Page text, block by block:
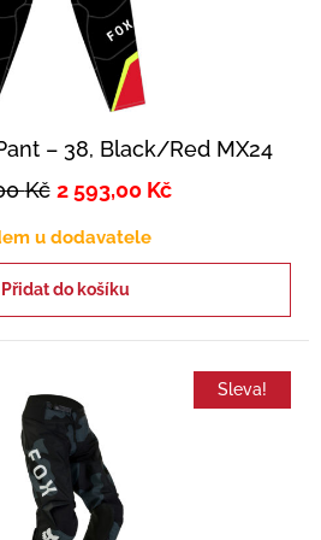
– 38, Black/Red MX24
Kč 2 593,00 Kč
u dodavatele
Přidat do košíku
Sleva!